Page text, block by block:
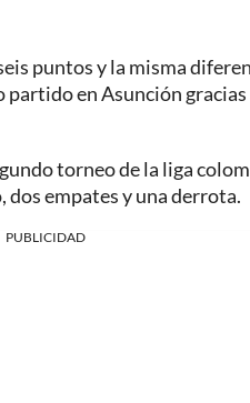
puntos y la misma
en Asunción gracias
torneo de la liga
empates y una derrota.
PUBLICIDAD